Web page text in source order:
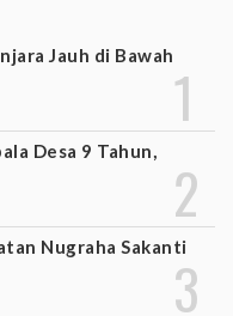
Jauh di Bawah
Desa 9 Tahun,
Nugraha Sakanti